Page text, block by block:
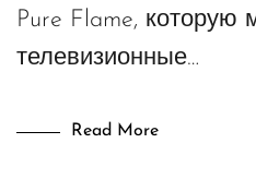
Pure Flame, которую
телевизионные…
Read More